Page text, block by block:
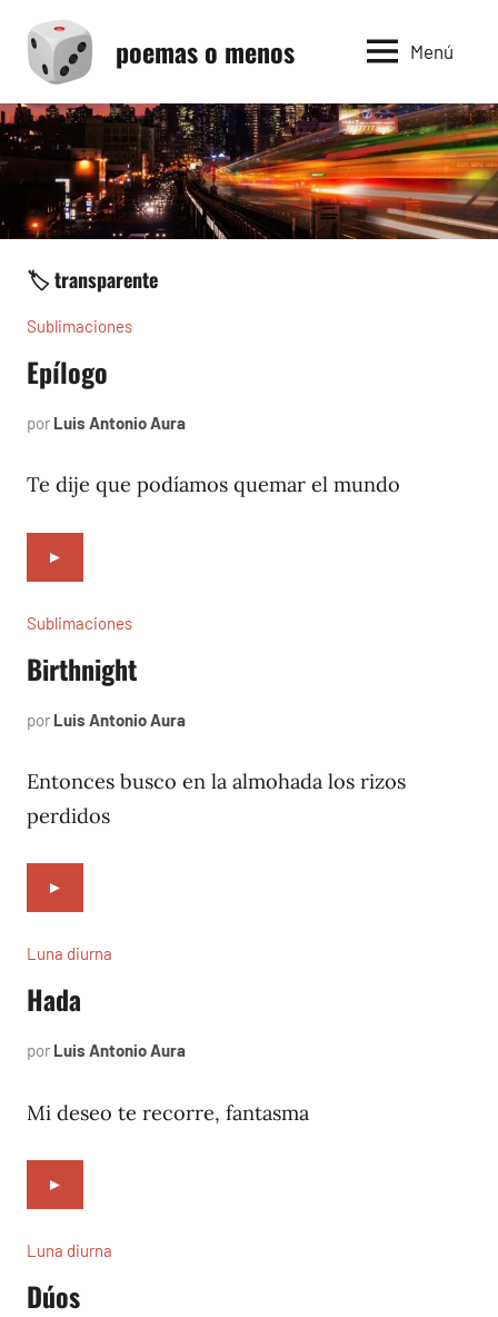
contenido
poemas o menos Menú
🏷️ transparente
Sublimaciones
Epílogo
por Luis Antonio Aura
2023
Te dije que podíamos quemar el mundo
►
Sublimaciones
Birthnight
por Luis Antonio Aura
2023
Entonces busco en la almohada los rizos
perdidos
►
Luna diurna
Hada
por Luis Antonio Aura
2002
Mi deseo te recorre, fantasma
►
Luna diurna
Dúos